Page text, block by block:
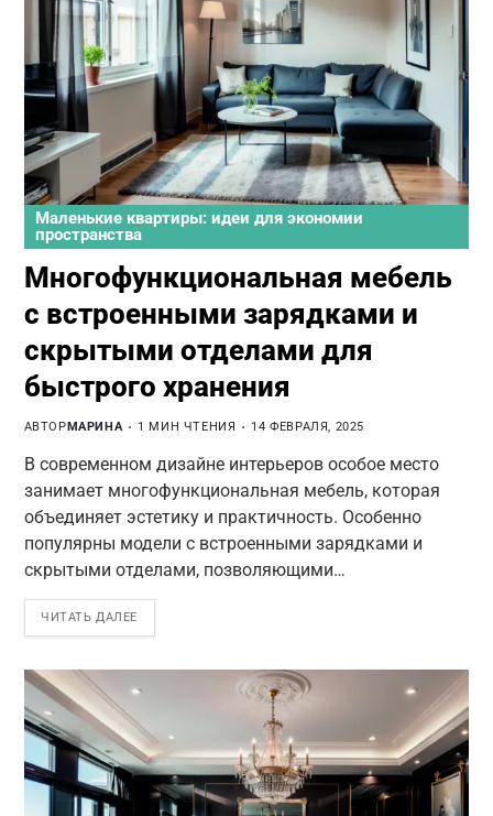
Маленькие квартиры: идеи для экономии
пространства
Многофункциональная мебель
с встроенными зарядками и
скрытыми отделами для
быстрого хранения
АВТОРМАРИНА 1 МИН ЧТЕНИЯ 14 ФЕВРАЛЯ, 2025
В современном дизайне интерьеров особое место
занимает многофункциональная мебель, которая
объединяет эстетику и практичность. Особенно
популярны модели с встроенными зарядками и
скрытыми отделами, позволяющими…
ЧИТАТЬ ДАЛЕЕ